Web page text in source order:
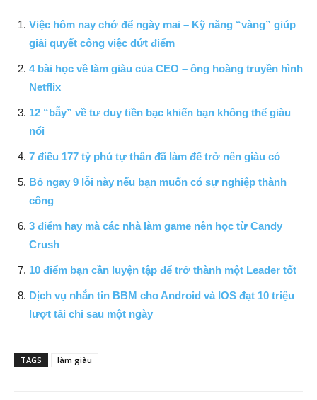
Việc hôm nay chớ để ngày mai – Kỹ năng “vàng” giúp
giải quyết công việc dứt điểm
4 bài học về làm giàu của CEO – ông hoàng truyền hình
Netflix
12 “bẫy” về tư duy tiền bạc khiến bạn không thể giàu
nổi
7 điều 177 tỷ phú tự thân đã làm để trở nên giàu có
Bỏ ngay 9 lỗi này nếu bạn muốn có sự nghiệp thành
công
3 điểm hay mà các nhà làm game nên học từ Candy
Crush
10 điểm bạn cần luyện tập để trở thành một Leader tốt
Dịch vụ nhắn tin BBM cho Android và IOS đạt 10 triệu
lượt tải chỉ sau một ngày
TAGS làm giàu